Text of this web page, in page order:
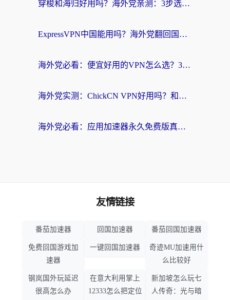
穿梭和海归好用吗？海外党亲测：3步选对回国加速器，无缝刷国内剧玩手游
ExpressVPN中国能用吗？海外党翻回国内的加速器选择指南（附番茄加速器实测）
海外党必看：便宜好用的VPN怎么选？3步解决回国访问难题+Steam改区技巧
海外党实测：ChickCN VPN好用吗？和OurPlay VPN对比哪个回国效果更好？附避坑指南
海外党必看：应用加速器永久免费版真的靠谱吗？教你选对回国加速器无缝刷国内资源
友情链接
番茄加速器 回国加速器 番茄回国加速器
免费回国游戏加
速器
一键回国加速器
奇迹MU加速用什
么比较好
钢岚国外玩延迟
很高怎么办
在意大利用掌上
12333怎么把定位
新加坡怎么玩七
人传奇：光与暗